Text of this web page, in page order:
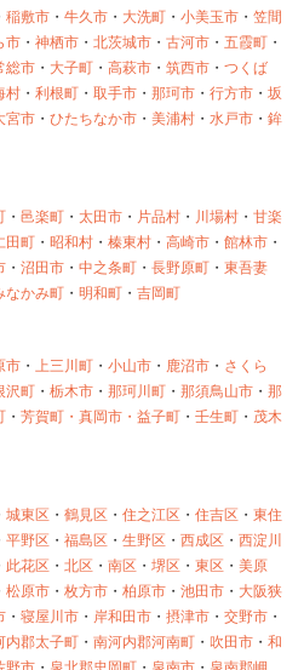
稲敷市 ・ 牛久市 ・ 大洗町 ・ 小美玉市 ・ 笠間
市 ・ 神栖市 ・ 北茨城市 ・ 古河市 ・ 五霞町 ・
総市 ・ 大子町 ・ 高萩市 ・ 筑西市 ・ つくば
村 ・ 利根町 ・ 取手市 ・ 那珂市 ・ 行方市 ・ 坂
宮市 ・ ひたちなか市 ・ 美浦村 ・ 水戸市 ・ 鉾
・ 邑楽町 ・ 太田市 ・ 片品村 ・ 川場村 ・ 甘楽
田町 ・ 昭和村 ・ 榛東村 ・ 高崎市 ・ 館林市 ・
・ 沼田市 ・ 中之条町 ・ 長野原町 ・ 東吾妻
なかみ町 ・ 明和町 ・ 吉岡町
市 ・ 上三川町 ・ 小山市 ・ 鹿沼市 ・ さくら
沢町 ・ 栃木市 ・ 那珂川町 ・ 那須鳥山市 ・ 那
・ 芳賀町・ 真岡市・ 益子町 ・ 壬生町 ・ 茂木
城東区 ・ 鶴見区 ・ 住之江区 ・ 住吉区 ・ 東住
平野区 ・ 福島区 ・ 生野区 ・ 西成区 ・ 西淀川
此花区 ・ 北区 ・ 南区 ・ 堺区 ・ 東区 ・ 美原
松原市 ・ 枚方市 ・ 柏原市 ・ 池田市 ・ 大阪狭
・ 寝屋川市 ・ 岸和田市 ・ 摂津市 ・ 交野市 ・
内郡太子町 ・ 南河内郡河南町 ・ 吹田市 ・ 和